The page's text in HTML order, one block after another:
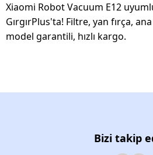
Xiaomi Robot Vacuum E12
GırgırPlus'ta! Filtre, yan fırça,
model garantili, hızlı kargo.
Bizi takip